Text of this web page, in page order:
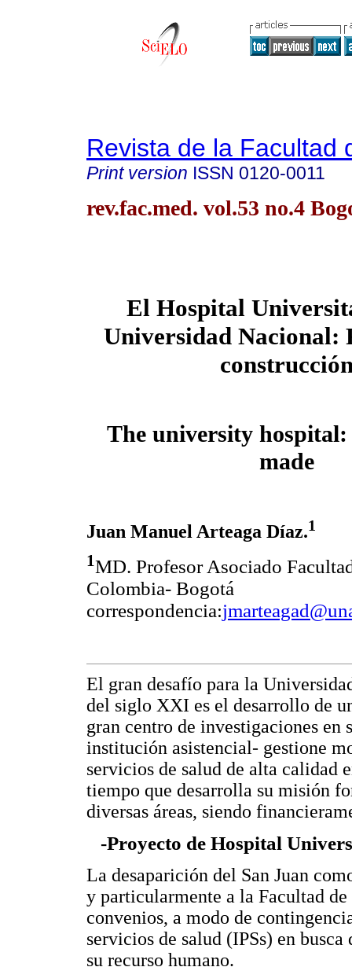
Revista de la Facultad
Print version ISSN 0120-0011
rev.fac.med. vol.53 no.4
El Hospital
Universidad Nacional:
The university
made
Juan Manuel Arteaga Díaz.1
1MD. Profesor Asociado
Colombia- Bogotá
correspondencia:
El gran desafío para la
del siglo XXI es el desarrollo de
gran centro de investigaciones en
institución asistencial- gestione
servicios de salud de alta calidad
tiempo que desarrolla su misión
diversas áreas, siendo
-Proyecto de Hospital
La desaparición del San Juan
y particularmente a la Facultad
convenios, a modo de
servicios de salud (IPSs) en
su recurso humano.